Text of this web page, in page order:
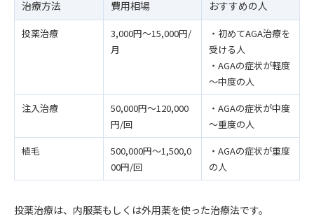
治療方法 費用相場 おすすめの人
投薬治療
3,000円～15,000円/
月
・初めてAGA治療を
受ける人
・AGAの症状が軽度
～中度の人
注入治療
50,000円～120,000
円/回
・AGAの症状が中度
～重度の人
植毛
500,000円～1,500,0
00円/回
・AGAの症状が重度
の人
投薬治療は、内服薬もしくは外用薬を使った治療法です。